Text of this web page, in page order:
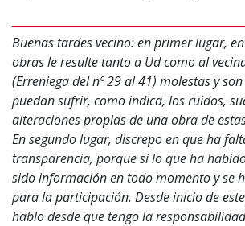
Buenas tardes vecino: en primer lugar,
obras le resulte tanto a Ud como al
(Erreniega del nº 29 al 41) molestas y
puedan sufrir, como indica, los ruidos,
alteraciones propias de una obra de
En segundo lugar, discrepo en que ha
transparencia, porque si lo que ha
sido información en todo momento y se
para la participación. Desde inicio de
hablo desde que tengo la